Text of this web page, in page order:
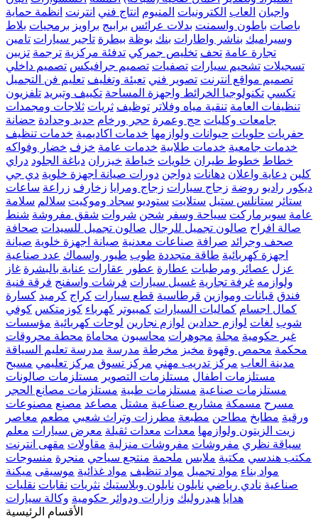
واجبان العاب الكترونيات المنيوم انتاج فني انترنت انظمة حماية
باصات باطون واسمنت بدلات عرائس برابيج براويز برمجيات بلاط
وسيراميك بناشر واطارات بنك بوظة بيطرة تاجير سيارات تامين
تجارة عامة تحف تخليص جمركي تدفئة مركزية ترجمة تزيين
تسجيلات تشحيم سيارات تصفيات تصميم جرافيكس تصميم داخلي
تصميم مواقع انترنت تصوير فني تعبئة وتغليف تعليم فن التجميل
تكسي تكنولوجيا الخرائط واجهزة المساحة تكييف وتبريد تلفزيون
تنظيفات العامة تنقية مياه وفلاتر توظيف ثريات ثلاجات ومجمدات
جامعات وكليات حج وعمرة حجر ورخام حديد وحدادة حضانة
حفريات حلويات حيوانات ولوازمها خدمات اكاديمية خدمات تنظيف
خدمات جامعية خدمات طلابية خدمات عامة خزف خضار وفواكه
خطاط خطوط طيران خلويات خياطة خيزران دباغة الجلود دراي
كلين دعاية واعلان دهانات دواجن دورات صيانة اجهزة خلوية دي جي
ديكور راديو روضة زجاج سيارات زجاج ومرايا زخارف زراعة ساعات
ستائر ستانلس ستيل ستلايت ستوديو سجاد وموكيت سلالم سلامة
عامة سوبرماركت سياحة وسفر شحن شروات شقق مفروشة شنط
صالة افراح صالون تجميل للرجال صالون تجميل للسيدات صحافة
صحف وجرائد صرافة صناعات معدنية صيانة اجهزة خلوية صيانة
اجهزة كهربائية طاقة متجددة طوب طيور واسماك عدد صناعية
عزل عصائر ومرطبات عطارة عطور عقارات عناية بالبشرة غاز
ولوازمه غرفة تجارية غسيل سيارات فرشات واسفنج فرقة فنية
فندق قبانات وموازين قرطاسية قطع سيارات كراج كرميد كسارة
كمال اجسام كماليات السيارات كمبيوتر كهرباء كوزمتكس كوفي
شوب لغات لوازم حدادين لوازم نجارين لوحات كهربائية مؤسسات
غير حكومية مجلة مجوهرات محاسبون محاماة محطة محروقات
محكمة محمص وقهوة مخبز مخرطة مدرسة مدرسة تعليم السياقة
مدينة العاب مركز تدريب مهني مركز تسوق مركز تعليمي مسبح
مستلزمات اطفال مستلزمات التصوير مستلزمات صالونات
مستلزمات صناعية مستلزمات طبية مستلزمات مصانع الحجر
مسرح مسمكة مشاريع صناعية مشتل مصاعد مصنع مصنوعات
ورقية مطابخ مطاحن مطبعة مطرزات وتراث شعبي مطعم معاصر
زيت الزيتون ولوازمها معدات معدات ثقيلة معرض سيارات معلم
سياقة نظري مفروشات مفروشات منزلية مقاولات مقهى انترنت
مكتب هندسي مكتبة ملابس ملحمة منتجع سياحي منجرة منسوجات
مواد بناء مواد تجميل مواد تنظيف مواد غذائية موسيقى ميكنة
صناعية نادي رياضي نايلون نايلون وبلاستيك نثريات نقابات نقليات
هدايا هيدروليك وزارات ودوائر حكومية وكالة سيارات
الأقسام الرئيسية